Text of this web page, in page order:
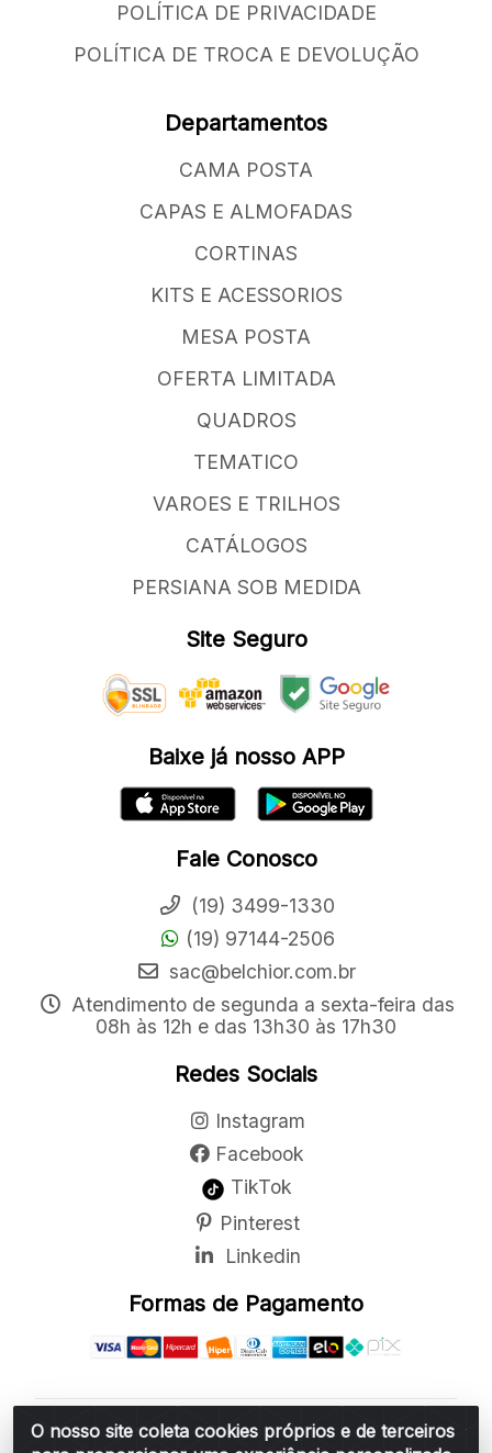
O nosso site coleta cookies próprios e de terceiros
POLÍTICA DE PRIVACIDADE
POLÍTICA DE TROCA E DEVOLUÇÃO
Departamentos
CAMA POSTA
CAPAS E ALMOFADAS
CORTINAS
KITS E ACESSORIOS
MESA POSTA
OFERTA LIMITADA
QUADROS
TEMATICO
VAROES E TRILHOS
CATÁLOGOS
PERSIANA SOB MEDIDA
Site Seguro
Baixe já nosso APP
Fale Conosco
(19) 3499-1330
(19) 97144-2506
sac@belchior.com.br
Atendimento de segunda a sexta-feira das
08h às 12h e das 13h30 às 17h30
Redes Sociais
Instagram
Facebook
TikTok
Pinterest
Linkedin
Formas de Pagamento
Belchior Cortinas e Acessórios LTDA - R: Rua